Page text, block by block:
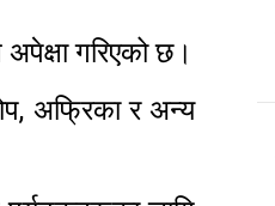
गरिएको छ।
अफ्रिका र अन्य